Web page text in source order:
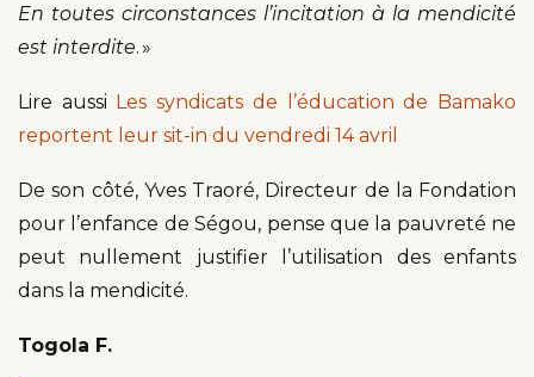
En toutes circonstances l’incitation à la mendicité
est interdite. »
Lire aussi Les syndicats de l’éducation de Bamako
reportent leur sit-in du vendredi 14 avril
De son côté, Yves Traoré, Directeur de la Fondation
pour l’enfance de Ségou, pense que la pauvreté ne
peut nullement justifier l’utilisation des enfants
dans la mendicité.
Togola F.